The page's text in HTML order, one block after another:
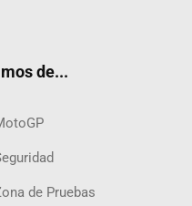
de...
de Pruebas